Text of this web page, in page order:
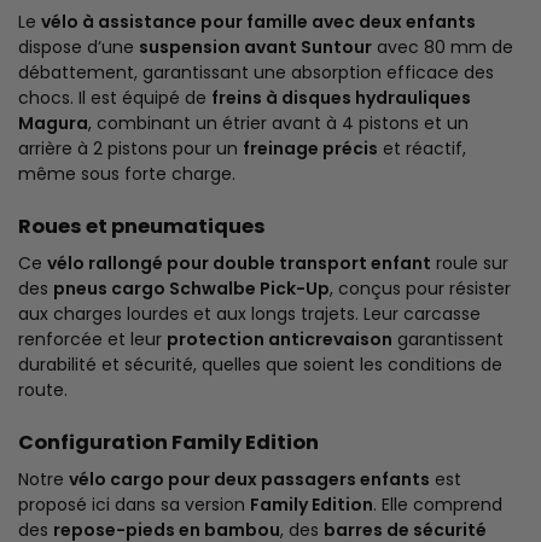
Le vélo à assistance pour famille avec deux enfants
dispose d’une suspension avant Suntour avec 80 mm de
débattement, garantissant une absorption efficace des
chocs. Il est équipé de freins à disques hydrauliques
Magura, combinant un étrier avant à 4 pistons et un
arrière à 2 pistons pour un freinage précis et réactif,
même sous forte charge.
Roues et pneumatiques
Ce vélo rallongé pour double transport enfant roule sur
des pneus cargo Schwalbe Pick-Up, conçus pour résister
aux charges lourdes et aux longs trajets. Leur carcasse
renforcée et leur protection anticrevaison garantissent
durabilité et sécurité, quelles que soient les conditions de
route.
Configuration Family Edition
Notre vélo cargo pour deux passagers enfants est
proposé ici dans sa version Family Edition. Elle comprend
des repose-pieds en bambou, des barres de sécurité